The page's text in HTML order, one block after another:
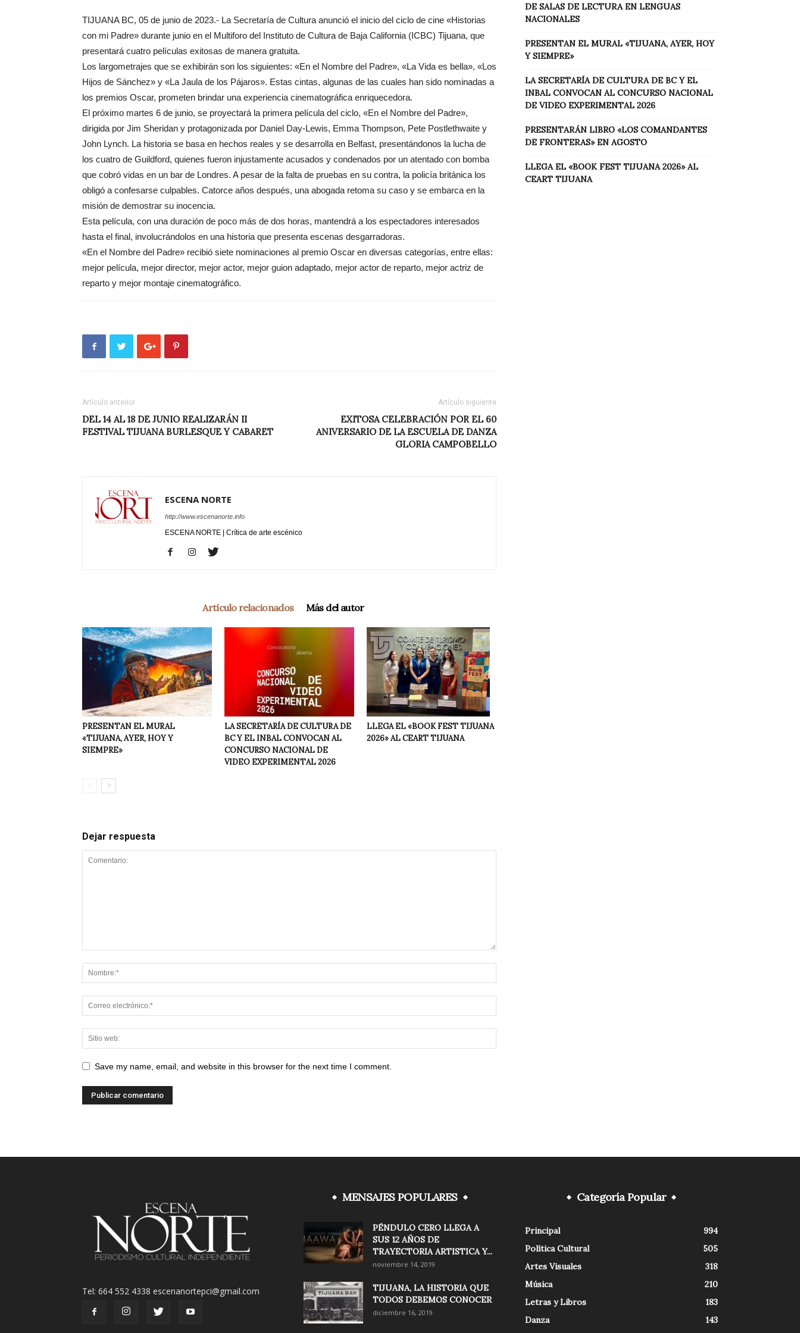
TIJUANA BC, 05 de junio de 2023.- La Secretaría de Cultura anunció el inicio del ciclo de cine «Historias
con mi Padre» durante junio en el Multiforo del Instituto de Cultura de Baja California (ICBC) Tijuana, que
presentará cuatro películas exitosas de manera gratuita.
Los largometrajes que se exhibirán son los siguientes: «En el Nombre del Padre», «La Vida es bella», «Los
Hijos de Sánchez» y «La Jaula de los Pájaros». Estas cintas, algunas de las cuales han sido nominadas a
los premios Oscar, prometen brindar una experiencia cinematográfica enriquecedora.
El próximo martes 6 de junio, se proyectará la primera película del ciclo, «En el Nombre del Padre»,
dirigida por Jim Sheridan y protagonizada por Daniel Day-Lewis, Emma Thompson, Pete Postlethwaite y
John Lynch. La historia se basa en hechos reales y se desarrolla en Belfast, presentándonos la lucha de
los cuatro de Guildford, quienes fueron injustamente acusados y condenados por un atentado con bomba
que cobró vidas en un bar de Londres. A pesar de la falta de pruebas en su contra, la policía británica los
obligó a confesarse culpables. Catorce años después, una abogada retoma su caso y se embarca en la
misión de demostrar su inocencia.
Esta película, con una duración de poco más de dos horas, mantendrá a los espectadores interesados
hasta el final, involucrándolos en una historia que presenta escenas desgarradoras.
«En el Nombre del Padre» recibió siete nominaciones al premio Oscar en diversas categorías, entre ellas:
mejor película, mejor director, mejor actor, mejor guion adaptado, mejor actor de reparto, mejor actriz de
reparto y mejor montaje cinematográfico.
Artículo anterior
DEL 14 AL 18 DE JUNIO REALIZARÁN II
FESTIVAL TIJUANA BURLESQUE Y CABARET
Artículo siguiente
EXITOSA CELEBRACIÓN POR EL 60
ANIVERSARIO DE LA ESCUELA DE DANZA
GLORIA CAMPOBELLO
ESCENA NORTE
http://www.escenanorte.info
ESCENA NORTE | Crítica de arte escénico
Artículo relacionados Más del autor
PRESENTAN EL MURAL
«TIJUANA, AYER, HOY Y
SIEMPRE»
LA SECRETARÍA DE CULTURA DE
BC Y EL INBAL CONVOCAN AL
CONCURSO NACIONAL DE
VIDEO EXPERIMENTAL 2026
LLEGA EL «BOOK FEST TIJUANA
2026» AL CEART TIJUANA
Dejar respuesta
Save my name, email, and website in this browser for the next time I comment.
DE SALAS DE LECTURA EN LENGUAS
NACIONALES
PRESENTAN EL MURAL «TIJUANA, AYER, HOY
Y SIEMPRE»
LA SECRETARÍA DE CULTURA DE BC Y EL
INBAL CONVOCAN AL CONCURSO NACIONAL
DE VIDEO EXPERIMENTAL 2026
PRESENTARÁN LIBRO «LOS COMANDANTES
DE FRONTERAS» EN AGOSTO
LLEGA EL «BOOK FEST TIJUANA 2026» AL
CEART TIJUANA
Tel: 664 552 4338 escenanortepci@gmail.com
MENSAJES POPULARES
PÉNDULO CERO LLEGA A
SUS 12 AÑOS DE
TRAYECTORIA ARTISTICA Y...
noviembre 14, 2019
TIJUANA, LA HISTORIA QUE
TODOS DEBEMOS CONOCER
diciembre 16, 2019
Categoría Popular
Principal
994
Política Cultural
505
Artes Visuales
318
Música
210
Letras y Libros
183
Danza
143